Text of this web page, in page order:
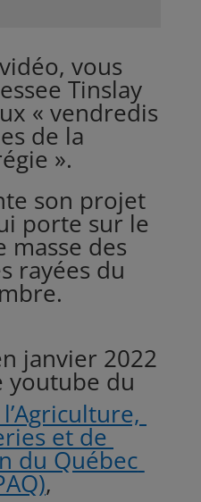
vous
Tinslay
« vendredis
de la
».
son projet
porte sur le
masse des
rayées du
janvier 2022
youtube du
et de
du Québec
,